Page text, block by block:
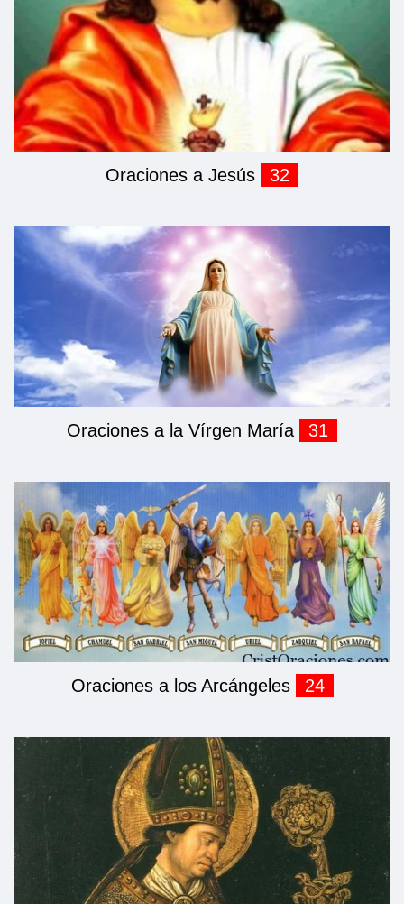
Oraciones a Jesús 32
Oraciones a la Vírgen María 31
Oraciones a los Arcángeles 24